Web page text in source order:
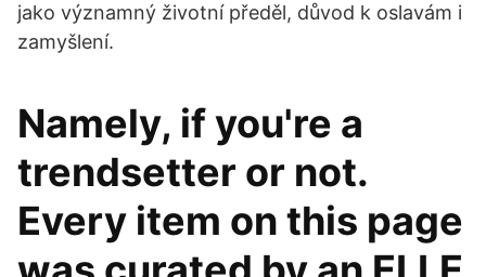
jako významný životní předěl, důvod k oslavám i
zamyšlení.
Namely, if you're a
trendsetter or not.
Every item on this page